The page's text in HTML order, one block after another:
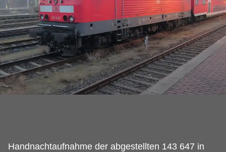
Handnachtaufnahme der abgestellten 143 647 in